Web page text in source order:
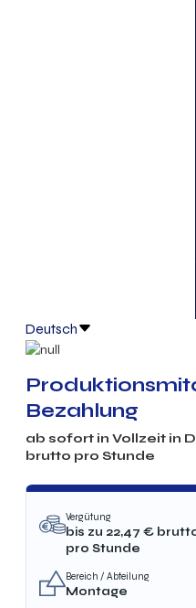
Deutsch
Bezahlung
ab sofort in Vollzeit in
brutto pro Stunde
Vergütung
bis zu 22,47 €
pro Stunde
Bereich / Abteilung
Montage